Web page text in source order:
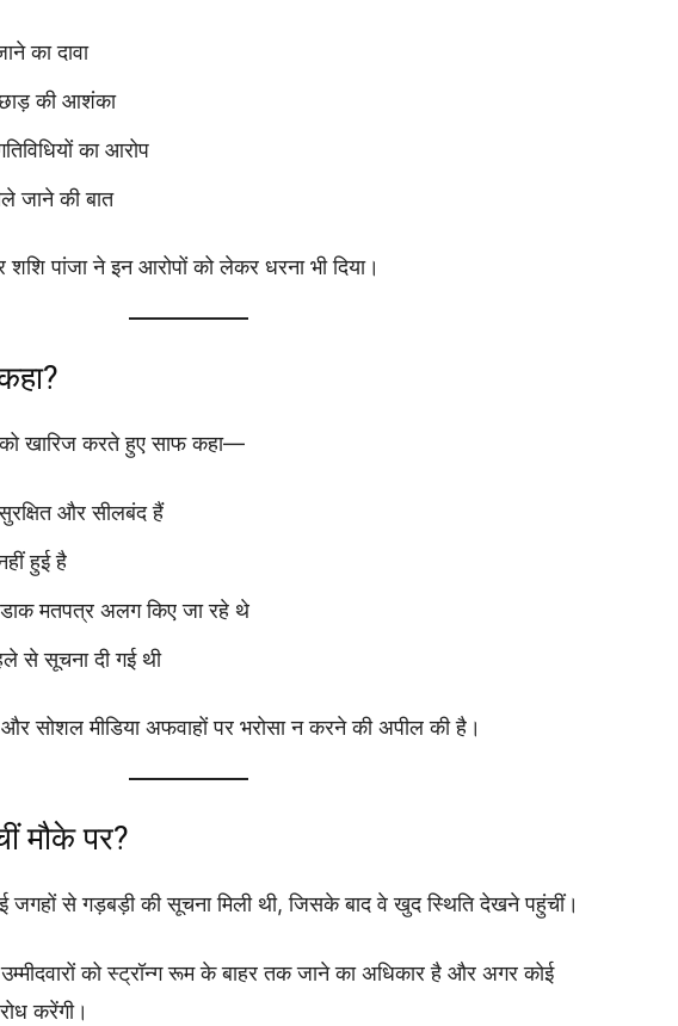
का दावा
की आशंका
का आरोप
जाने की बात
पांजा ने इन आरोपों को लेकर धरना भी दिया।
को खारिज करते हुए साफ कहा—
और सीलबंद हैं
हुई है
डाक मतपत्र अलग किए जा रहे थे
से सूचना दी गई थी
सोशल मीडिया अफवाहों पर भरोसा न करने की अपील की है।
मौके पर?
जगहों से गड़बड़ी की सूचना मिली थी, जिसके बाद वे खुद स्थिति देखने पहुंचीं।
को स्ट्रॉन्ग रूम के बाहर तक जाने का अधिकार है और अगर कोई
करेंगी।